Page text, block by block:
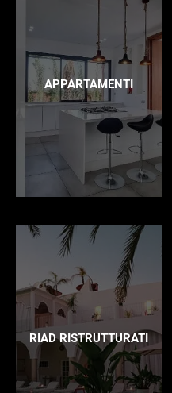
APPARTAMENTI
RIAD RISTRUTTURATI